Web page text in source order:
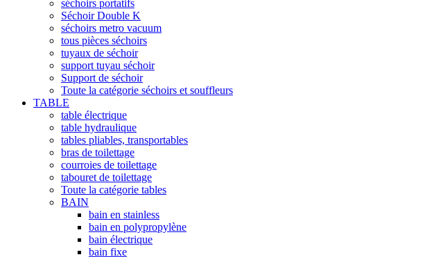
séchoirs portatifs
Séchoir Double K
séchoirs metro vacuum
tous pièces séchoirs
tuyaux de séchoir
support tuyau séchoir
Support de séchoir
Toute la catégorie séchoirs et souffleurs
TABLE
table électrique
table hydraulique
tables pliables, transportables
bras de toilettage
courroies de toilettage
tabouret de toilettage
Toute la catégorie tables
BAIN
bain en stainless
bain en polypropylène
bain électrique
bain fixe